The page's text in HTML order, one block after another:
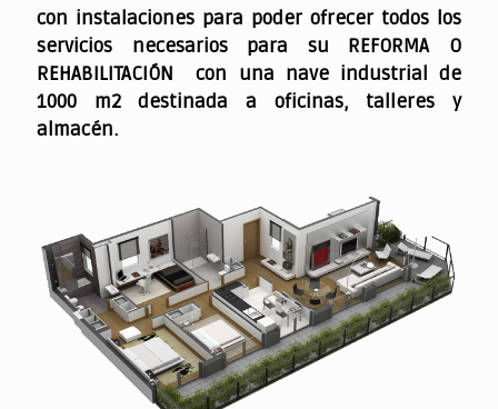
con instalaciones para poder ofrecer todos los
servicios necesarios para su REFORMA O
REHABILITACIÓN con una nave industrial de
1000 m2 destinada a oficinas, talleres y
almacén.